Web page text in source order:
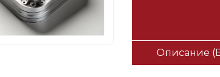
Описание